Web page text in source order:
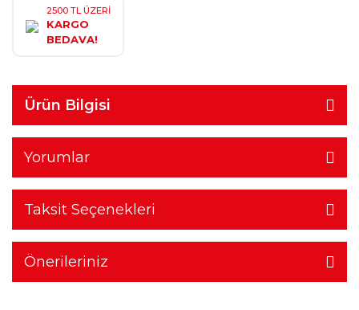
2500 TL ÜZERİ
KARGO
BEDAVA!
Ürün Bilgisi
Yorumlar
Taksit Seçenekleri
Önerileriniz